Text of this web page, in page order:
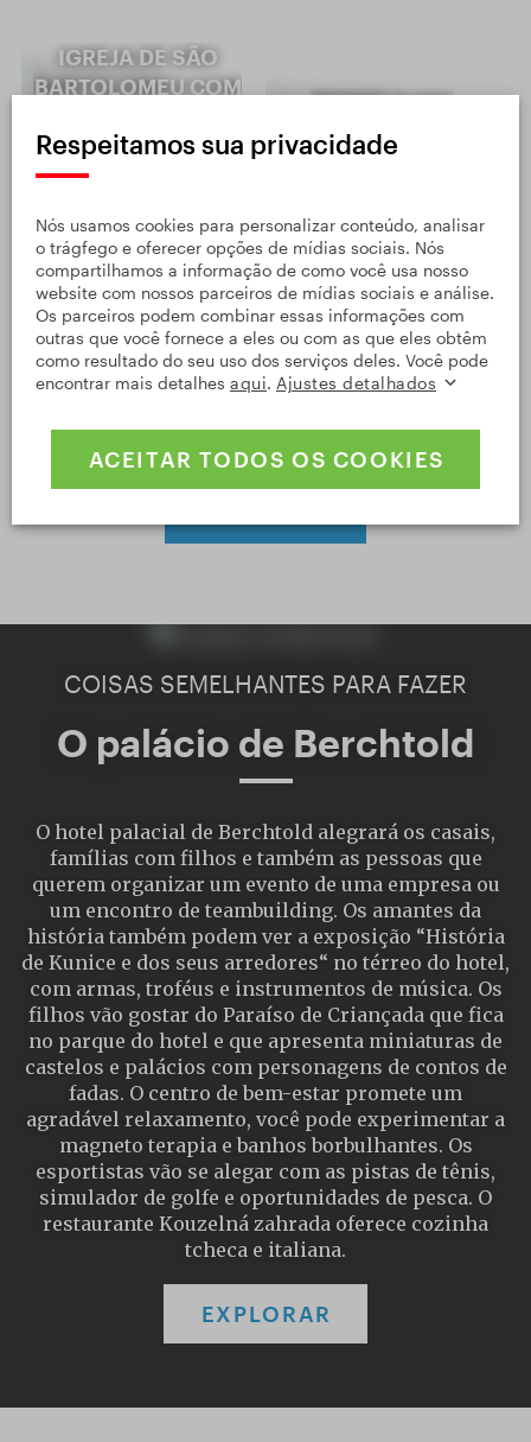
IGREJA DE SÃO
BARTOLOMEU COM
KOLÍN
TEEPEE & SPA
O
RESTAURANTEPIANO
NOBILE CHATEAU
MCELY
BARRAGEM DE
SLAPY
COISAS SEMELHANTES PARA FAZER
O palácio de Berchtold
O hotel palacial de Berchtold alegrará os casais,
famílias com filhos e também as pessoas que
querem organizar um evento de uma empresa ou
um encontro de teambuilding. Os amantes da
história também podem ver a exposição “História
de Kunice e dos seus arredores“ no térreo do hotel,
com armas, troféus e instrumentos de música. Os
filhos vão gostar do Paraíso de Criançada que fica
no parque do hotel e que apresenta miniaturas de
castelos e palácios com personagens de contos de
fadas. O centro de bem-estar promete um
agradável relaxamento, você pode experimentar a
magneto terapia e banhos borbulhantes. Os
esportistas vão se alegar com as pistas de tênis,
simulador de golfe e oportunidades de pesca. O
restaurante Kouzelná zahrada oferece cozinha
tcheca e italiana.
EXPLORAR
Respeitamos sua privacidade
Nós usamos cookies para personalizar conteúdo, analisar
o trágfego e oferecer opções de mídias sociais. Nós
compartilhamos a informação de como você usa nosso
website com nossos parceiros de mídias sociais e análise.
Os parceiros podem combinar essas informações com
outras que você fornece a eles ou com as que eles obtêm
como resultado do seu uso dos serviços deles. Você pode
encontrar mais detalhes aqui. Ajustes detalhados
ACEITAR TODOS OS COOKIES